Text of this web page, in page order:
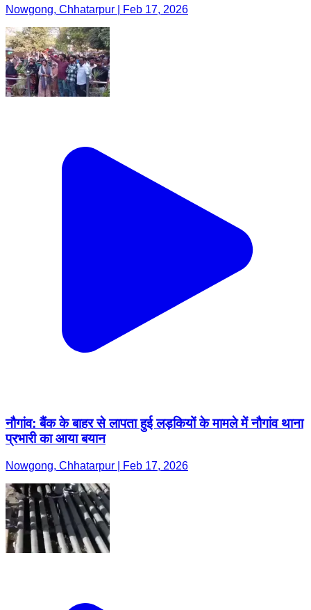
Nowgong, Chhatarpur | Feb 17, 2026
नौगांव: बैंक के बाहर से लापता हुई लड़कियों के मामले में नौगांव थाना
प्रभारी का आया बयान
Nowgong, Chhatarpur | Feb 17, 2026